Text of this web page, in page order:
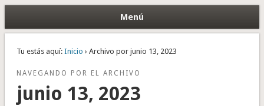
Menú
Tu estás aquí: Inicio › Archivo por junio 13, 2023
NAVEGANDO POR EL ARCHIVO
junio 13, 2023